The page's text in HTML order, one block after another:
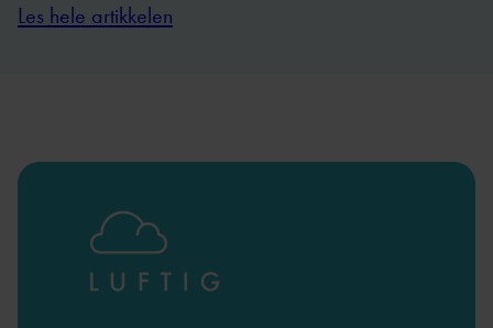
Les hele artikkelen